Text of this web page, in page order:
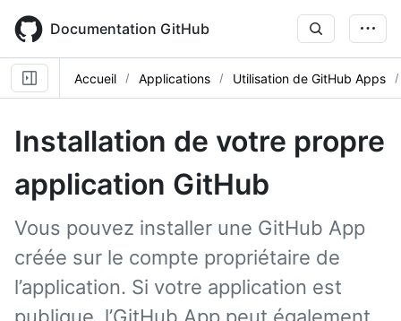
main
content
Documentation GitHub
Accueil Applications Utilisation de GitHub Apps
Installation de votre propre
application GitHub
Vous pouvez installer une GitHub App
créée sur le compte propriétaire de
l’application. Si votre application est